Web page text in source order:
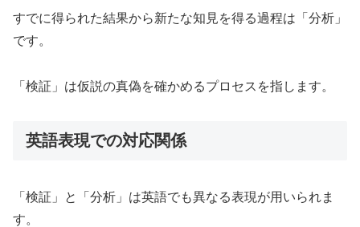
すでに得られた結果から新たな知見を得る過程は「分析」
です。
「検証」は仮説の真偽を確かめるプロセスを指します。
英語表現での対応関係
「検証」と「分析」は英語でも異なる表現が用いられま
す。